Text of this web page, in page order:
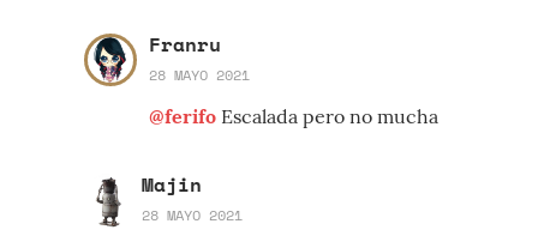
Franru
28 MAYO 2021
@ferifo Escalada pero no mucha
Majin
28 MAYO 2021